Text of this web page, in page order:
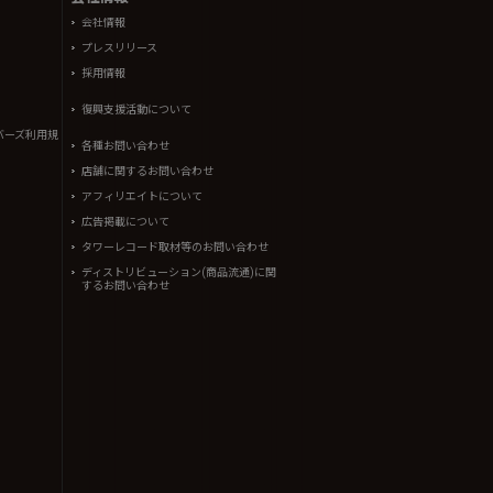
ーズ利用規
会社情報
プレスリリース
採用情報
復興支援活動について
各種お問い合わせ
店舗に関するお問い合わせ
アフィリエイトについて
広告掲載について
タワーレコード取材等のお問い合わせ
ディストリビューション(商品流通)に関
するお問い合わせ